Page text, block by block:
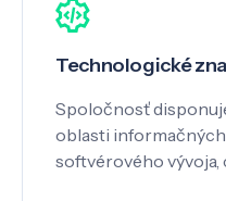
Technologické
Spoločnosť
oblasti
softvérového vývoja,